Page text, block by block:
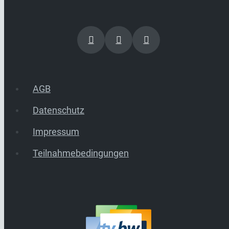
AGB
Datenschutz
Impressum
Teilnahmebedingungen